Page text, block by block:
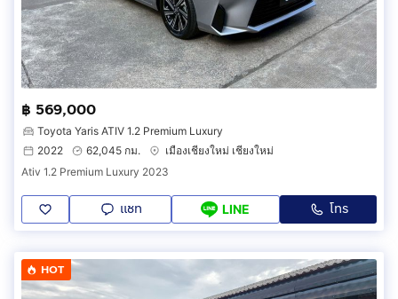
฿ 569,000
Toyota Yaris ATIV 1.2 Premium Luxury
2022
62,045 กม.
เมืองเชียงใหม่ เชียงใหม่
Ativ 1.2 Premium Luxury 2023
แชท LINE โทร
HOT